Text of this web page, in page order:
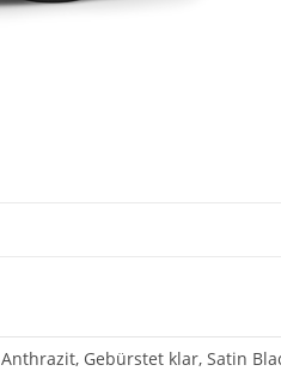
Anthrazit, Gebürstet klar, Satin